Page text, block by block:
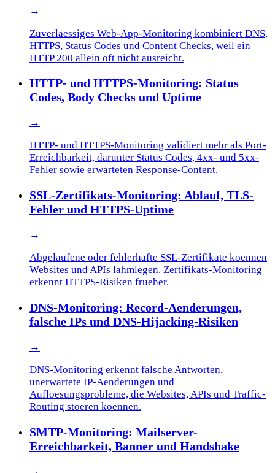
→
Zuverlaessiges Web-App-Monitoring kombiniert DNS,
HTTPS, Status Codes und Content Checks, weil ein
HTTP 200 allein oft nicht ausreicht.
HTTP- und HTTPS-Monitoring: Status
Codes, Body Checks und Uptime
→
HTTP- und HTTPS-Monitoring validiert mehr als Port-
Erreichbarkeit, darunter Status Codes, 4xx- und 5xx-
Fehler sowie erwarteten Response-Content.
SSL-Zertifikats-Monitoring: Ablauf, TLS-
Fehler und HTTPS-Uptime
→
Abgelaufene oder fehlerhafte SSL-Zertifikate koennen
Websites und APIs lahmlegen. Zertifikats-Monitoring
erkennt HTTPS-Risiken frueher.
DNS-Monitoring: Record-Aenderungen,
falsche IPs und DNS-Hijacking-Risiken
→
DNS-Monitoring erkennt falsche Antworten,
unerwartete IP-Aenderungen und
Aufloesungsprobleme, die Websites, APIs und Traffic-
Routing stoeren koennen.
SMTP-Monitoring: Mailserver-
Erreichbarkeit, Banner und Handshake